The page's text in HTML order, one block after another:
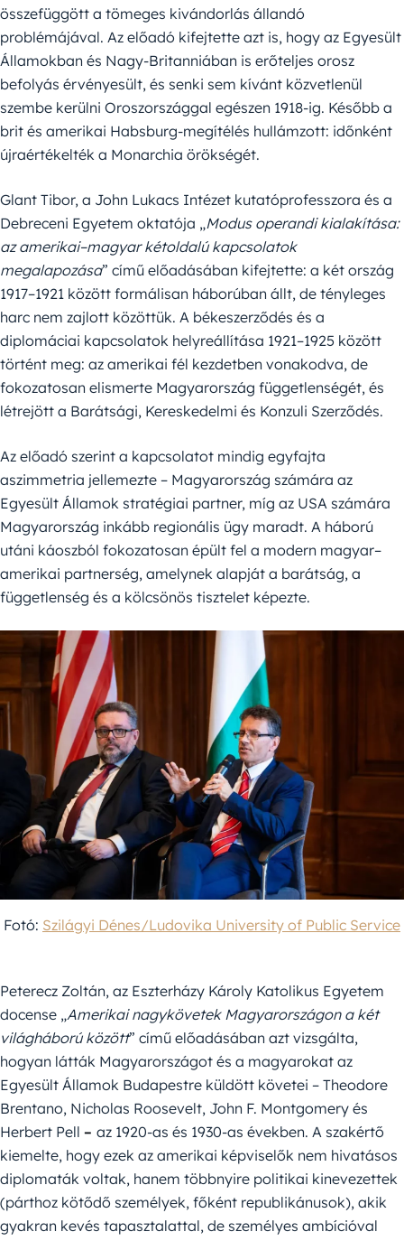
összefüggött a tömeges kivándorlás állandó
problémájával. Az előadó kifejtette azt is, hogy az Egyesült
Államokban és Nagy-Britanniában is erőteljes orosz
befolyás érvényesült, és senki sem kívánt közvetlenül
szembe kerülni Oroszországgal egészen 1918-ig. Később a
brit és amerikai Habsburg-megítélés hullámzott: időnként
újraértékelték a Monarchia örökségét.
Glant Tibor, a John Lukacs Intézet kutatóprofesszora és a
Debreceni Egyetem oktatója „Modus operandi kialakítása:
az amerikai–magyar kétoldalú kapcsolatok
megalapozása” című előadásában kifejtette: a két ország
1917–1921 között formálisan háborúban állt, de tényleges
harc nem zajlott közöttük. A békeszerződés és a
diplomáciai kapcsolatok helyreállítása 1921–1925 között
történt meg: az amerikai fél kezdetben vonakodva, de
fokozatosan elismerte Magyarország függetlenségét, és
létrejött a Barátsági, Kereskedelmi és Konzuli Szerződés.
Az előadó szerint a kapcsolatot mindig egyfajta
aszimmetria jellemezte – Magyarország számára az
Egyesült Államok stratégiai partner, míg az USA számára
Magyarország inkább regionális ügy maradt. A háború
utáni káoszból fokozatosan épült fel a modern magyar–
amerikai partnerség, amelynek alapját a barátság, a
függetlenség és a kölcsönös tisztelet képezte.
Fotó: Szilágyi Dénes/Ludovika University of Public Service
Peterecz Zoltán, az Eszterházy Károly Katolikus Egyetem
docense „Amerikai nagykövetek Magyarországon a két
világháború között” című előadásában azt vizsgálta,
hogyan látták Magyarországot és a magyarokat az
Egyesült Államok Budapestre küldött követei – Theodore
Brentano, Nicholas Roosevelt, John F. Montgomery és
Herbert Pell – az 1920-as és 1930-as években. A szakértő
kiemelte, hogy ezek az amerikai képviselők nem hivatásos
diplomaták voltak, hanem többnyire politikai kinevezettek
(párthoz kötődő személyek, főként republikánusok), akik
gyakran kevés tapasztalattal, de személyes ambícióval